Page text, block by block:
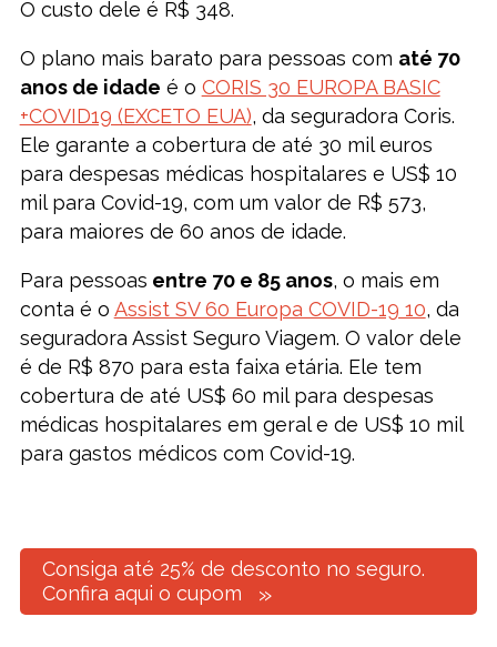
O custo dele é R$ 348.
O plano mais barato para pessoas com até 70
anos de idade é o CORIS 30 EUROPA BASIC
+COVID19 (EXCETO EUA), da seguradora Coris.
Ele garante a cobertura de até 30 mil euros
para despesas médicas hospitalares e US$ 10
mil para Covid-19, com um valor de R$ 573,
para maiores de 60 anos de idade.
Para pessoas entre 70 e 85 anos, o mais em
conta é o Assist SV 60 Europa COVID-19 10, da
seguradora Assist Seguro Viagem. O valor dele
é de R$ 870 para esta faixa etária. Ele tem
cobertura de até US$ 60 mil para despesas
médicas hospitalares em geral e de US$ 10 mil
para gastos médicos com Covid-19.
Consiga até 25% de desconto no seguro.
Confira aqui o cupom